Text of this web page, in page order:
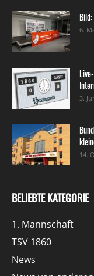
6.
3.
14.
BELIEBTE KATEGORIE
1. Mannschaft
TSV 1860
News